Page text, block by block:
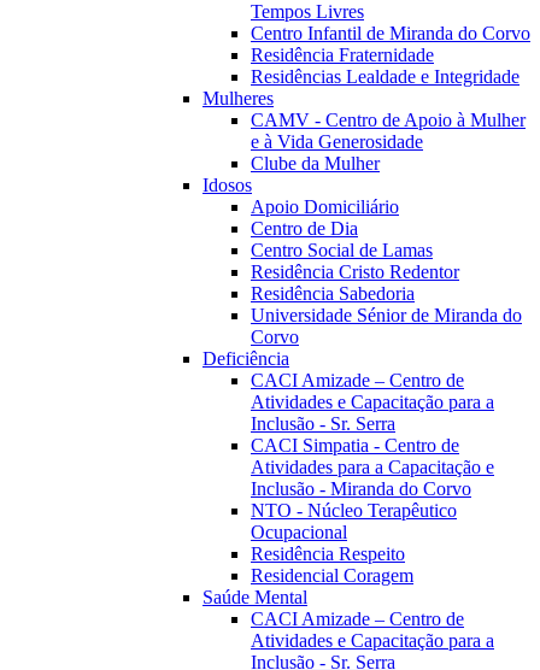
Tempos Livres
Centro Infantil de Miranda do Corvo
Residência Fraternidade
Residências Lealdade e Integridade
Mulheres
CAMV - Centro de Apoio à Mulher
e à Vida Generosidade
Clube da Mulher
Idosos
Apoio Domiciliário
Centro de Dia
Centro Social de Lamas
Residência Cristo Redentor
Residência Sabedoria
Universidade Sénior de Miranda do
Corvo
Deficiência
CACI Amizade – Centro de
Atividades e Capacitação para a
Inclusão - Sr. Serra
CACI Simpatia - Centro de
Atividades para a Capacitação e
Inclusão - Miranda do Corvo
NTO - Núcleo Terapêutico
Ocupacional
Residência Respeito
Residencial Coragem
Saúde Mental
CACI Amizade – Centro de
Atividades e Capacitação para a
Inclusão - Sr. Serra